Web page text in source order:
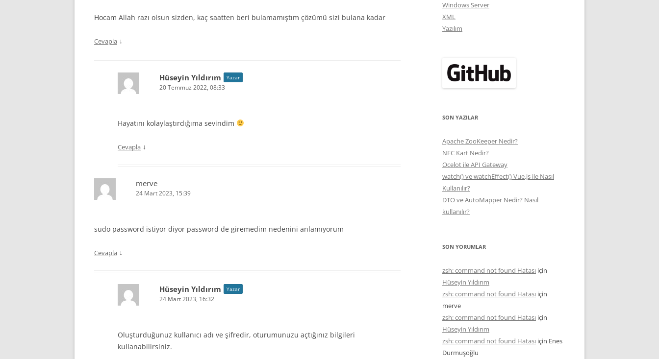
Hocam Allah razı olsun sizden, kaç saatten beri bulamamıştım çözümü sizi bulana kadar
Cevapla ↓
Hüseyin Yıldırım Yazar
20 Temmuz 2022, 08:33
Hayatını kolaylaştırdığıma sevindim
Cevapla ↓
merve
24 Mart 2023, 15:39
sudo password istiyor diyor password de giremedim nedenini anlamıyorum
Cevapla ↓
Hüseyin Yıldırım Yazar
24 Mart 2023, 16:32
Oluşturduğunuz kullanıcı adı ve şifredir, oturumunuzu açtığınız bilgileri
kullanabilirsiniz.
Windows Server
XML
Yazılım
SON YAZILAR
Apache ZooKeeper Nedir?
NFC Kart Nedir?
Ocelot ile API Gateway
watch() ve watchEffect() Vue.js ile Nasıl
Kullanılır?
DTO ve AutoMapper Nedir? Nasıl
kullanılır?
SON YORUMLAR
zsh: command not found Hatası için
Hüseyin Yıldırım
zsh: command not found Hatası için
merve
zsh: command not found Hatası için
Hüseyin Yıldırım
zsh: command not found Hatası için Enes
Durmuşoğlu